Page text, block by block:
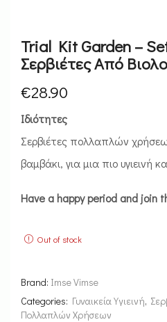
Trial Kit Garden –
Σερβιέτες Από
€28.90
Ιδιότητες
Σερβιέτες πολλαπλών
βαμβάκι, για μια πιο υγιεινή
Have a happy period and join
Out of stock
Brand: Imse Vimse
Categories: Γυναικεία Υγιεινή,
Πολλαπλών Χρήσεων